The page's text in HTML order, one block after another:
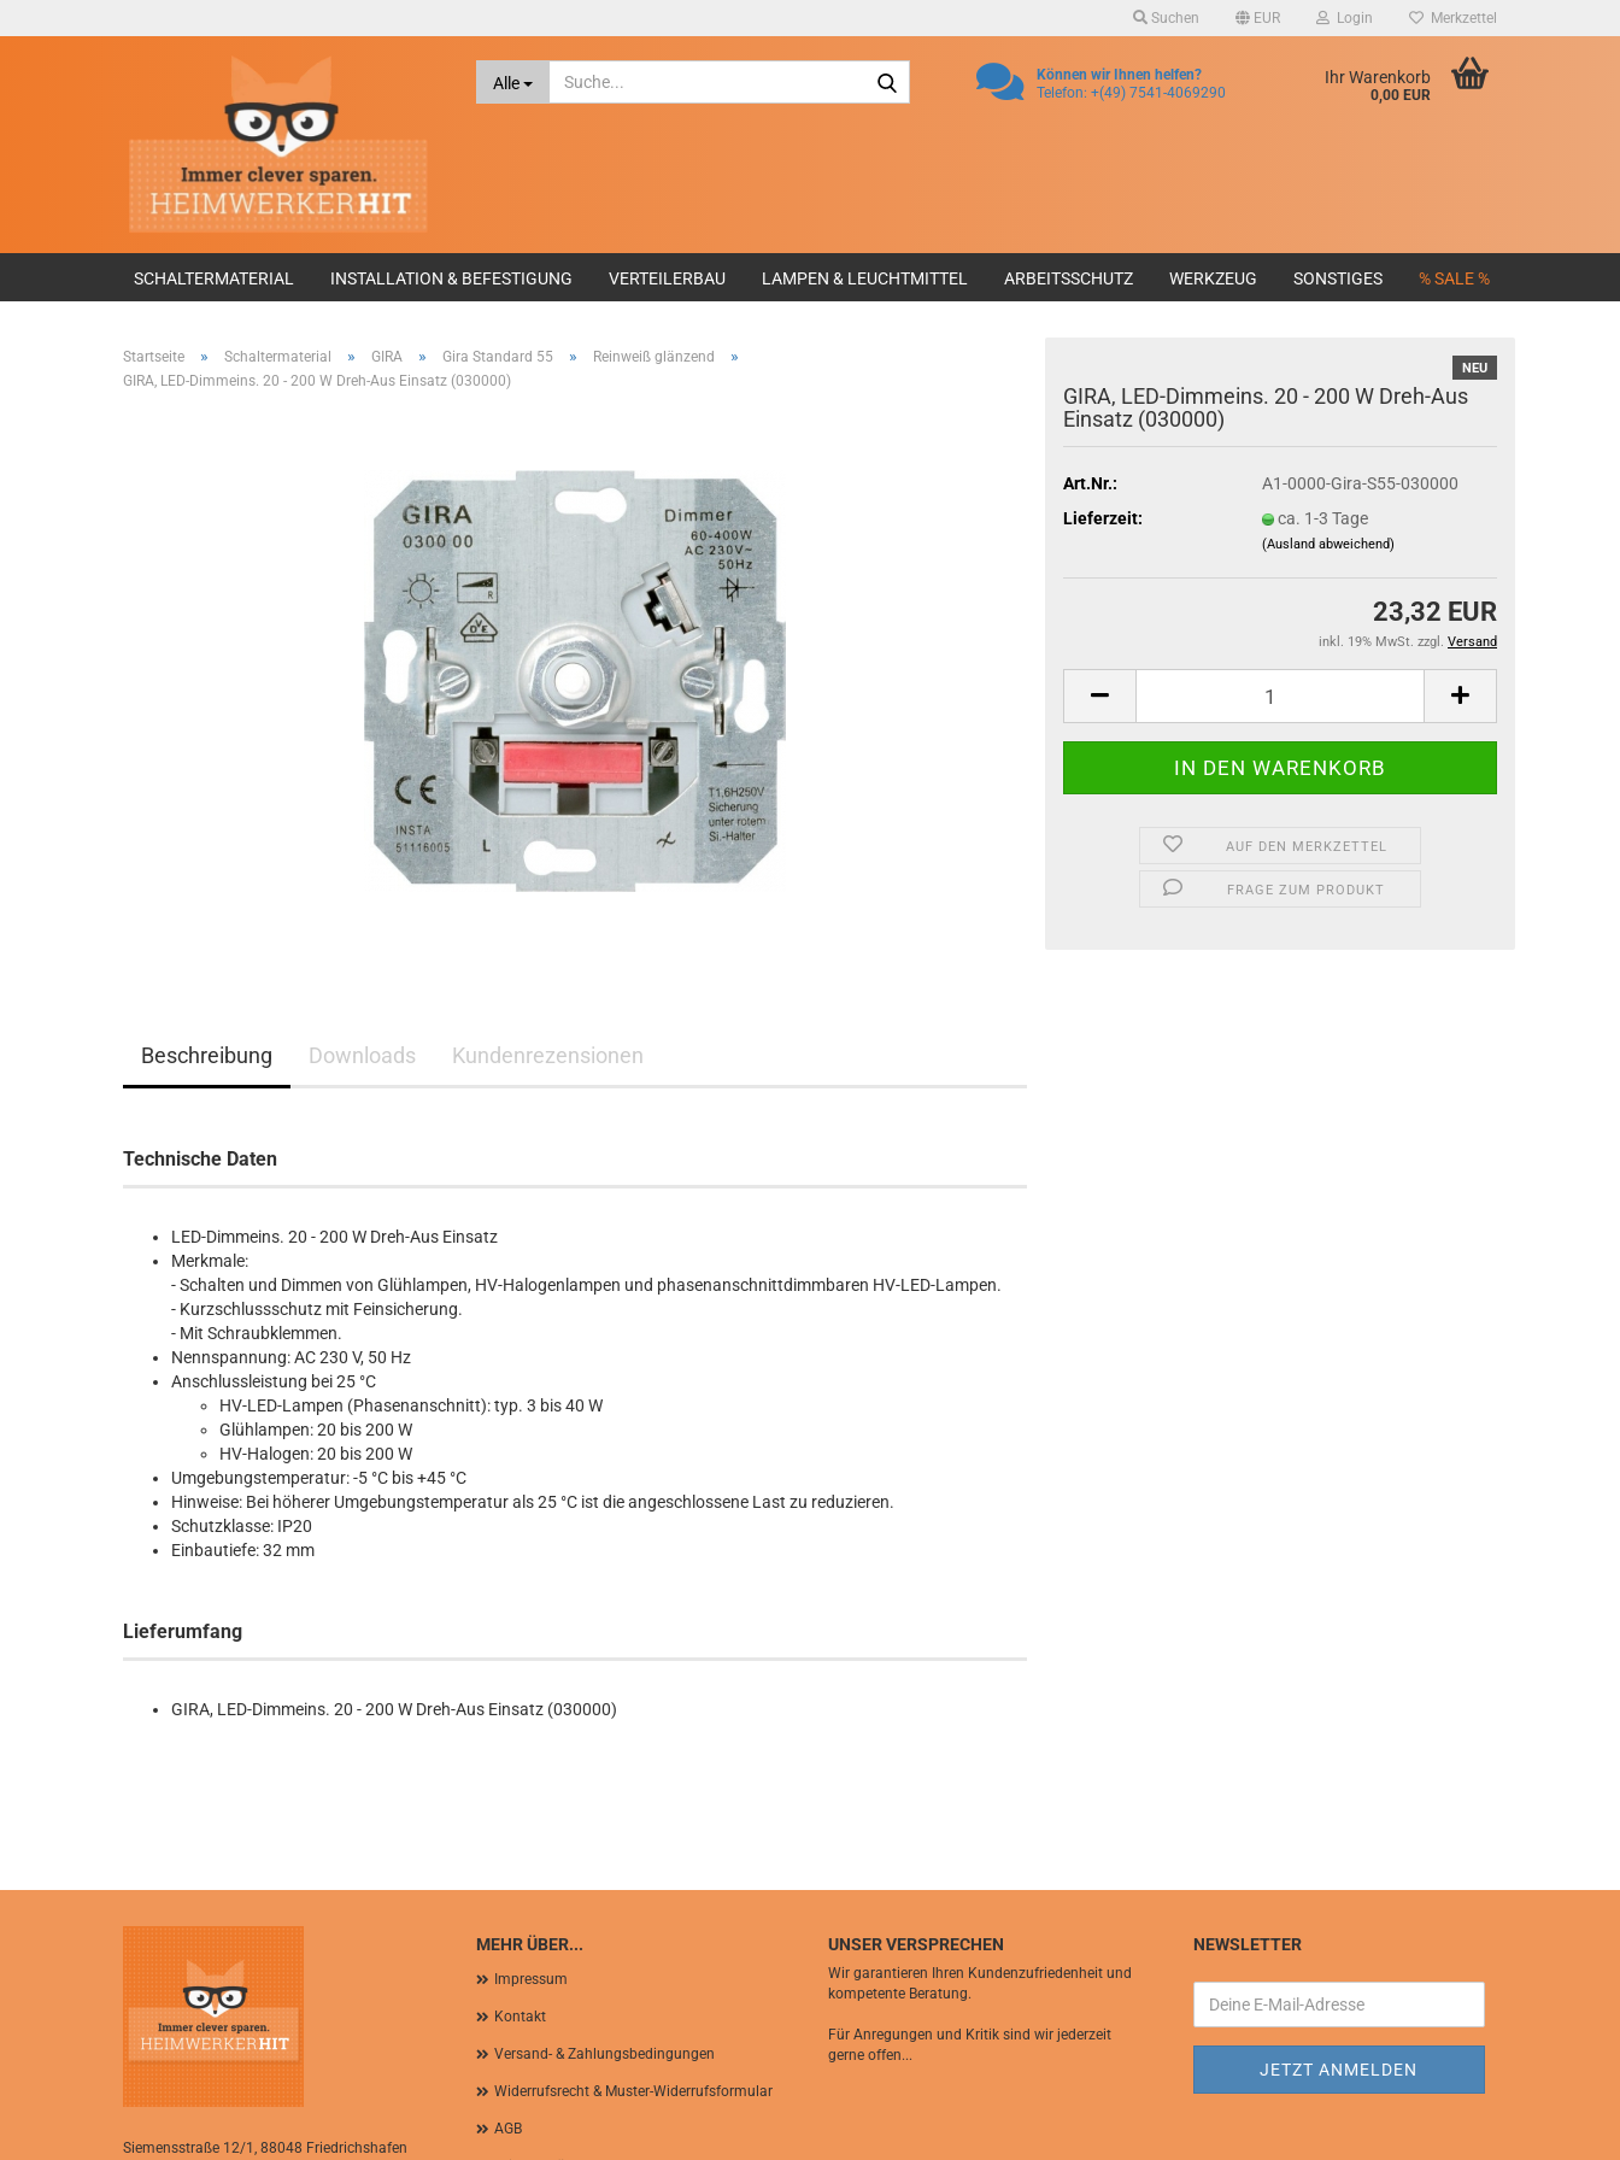
Suchen EUR Login Merkzettel
Alle
Können wir Ihnen helfen?
Telefon: +(49) 7541-4069290
Ihr Warenkorb
0,00 EUR
SCHALTERMATERIAL INSTALLATION & BEFESTIGUNG VERTEILERBAU LAMPEN & LEUCHTMITTEL ARBEITSSCHUTZ WERKZEUG SONSTIGES % SALE %
Startseite » Schaltermaterial » GIRA » Gira Standard 55 » Reinweiß glänzend »
GIRA, LED-Dimmeins. 20 - 200 W Dreh-Aus Einsatz (030000)
NEU
GIRA, LED-Dimmeins. 20 - 200 W Dreh-Aus
Einsatz (030000)
Art.Nr.:
A1-0000-Gira-S55-030000
Lieferzeit:
ca. 1-3 Tage
(Ausland abweichend)
23,32 EUR
inkl. 19% MwSt. zzgl. Versand
AUF DEN MERKZETTEL
FRAGE ZUM PRODUKT
Beschreibung Downloads Kundenrezensionen
Technische Daten
LED-Dimmeins. 20 - 200 W Dreh-Aus Einsatz
Merkmale:
- Schalten und Dimmen von Glühlampen, HV-Halogenlampen und phasenanschnittdimmbaren HV-LED-Lampen.
- Kurzschlussschutz mit Feinsicherung.
- Mit Schraubklemmen.
Nennspannung: AC 230 V, 50 Hz
Anschlussleistung bei 25 °C
HV-LED-Lampen (Phasenanschnitt): typ. 3 bis 40 W
Glühlampen: 20 bis 200 W
HV-Halogen: 20 bis 200 W
Umgebungstemperatur: -5 °C bis +45 °C
Hinweise: Bei höherer Umgebungstemperatur als 25 °C ist die angeschlossene Last zu reduzieren.
Schutzklasse: IP20
Einbautiefe: 32 mm
Lieferumfang
GIRA, LED-Dimmeins. 20 - 200 W Dreh-Aus Einsatz (030000)
MEHR ÜBER...
Impressum
Kontakt
Versand- & Zahlungsbedingungen
Widerrufsrecht & Muster-Widerrufsformular
AGB
UNSER VERSPRECHEN
Wir garantieren Ihren Kundenzufriedenheit und
kompetente Beratung.
Für Anregungen und Kritik sind wir jederzeit
gerne offen...
NEWSLETTER
Siemensstraße 12/1, 88048 Friedrichshafen